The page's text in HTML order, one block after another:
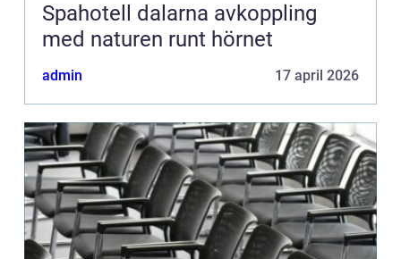
Spahotell dalarna avkoppling
med naturen runt hörnet
admin 17 april 2026